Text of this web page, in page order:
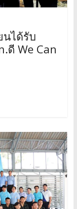
ได้รับ
ดี We Can